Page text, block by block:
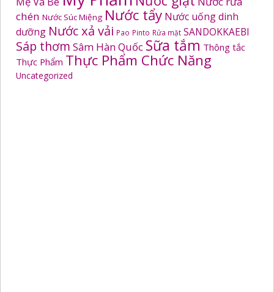
chén Nước Súc Miệng Nước tẩy Nước uống dinh
dưỡng Nước xả vải Pao Pinto Rửa mặt SANDOKKAEBI
Sáp thơm Sâm Hàn Quốc Sữa tắm Thông tắc
Thực Phẩm Thực Phẩm Chức Năng
Uncategorized